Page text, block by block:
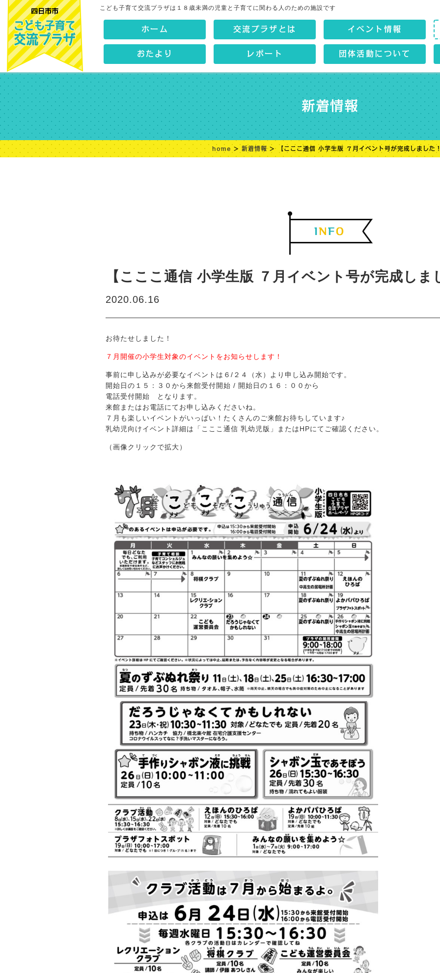
こども子育て交流プラザは１８歳未満の児童と子育てに関わる人のための施設です
ホーム 交流プラザとは イベント情報
おたより レポート 団体活動について
新着情報
home > 新着情報> 【こここ通信 小学生版 ７月イベント号が完成しました
【こここ通信 小学生版 ７月イベント号が完成しま
2020.06.16
お待たせしました！
７月開催の小学生対象のイベントをお知らせします！
事前に申し込みが必要なイベントは６/２４（水）より申し込み開始です。
開始日の１５：３０から来館受付開始 / 開始日の１６：００から
電話受付開始 となります。
来館またはお電話にてお申し込みくださいね。
７月も楽しいイベントがいっぱい！たくさんのご来館お待ちしています♪
乳幼児向けイベント詳細は「こここ通信 乳幼児版」またはHPにてご確認ください。
（画像クリックで拡大）